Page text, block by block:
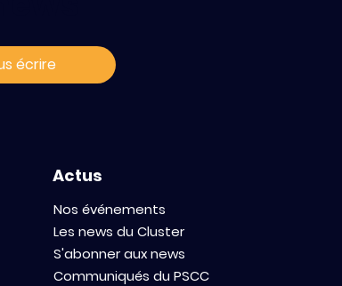
écrire
Actus
Nos événements
Les news du Cluster
S'abonner aux news
Communiqués du PSCC